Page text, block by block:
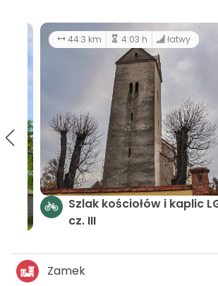
44.3 km 4:03 h łatwy
Szlak kościołów i kaplic
cz. III
Zamek